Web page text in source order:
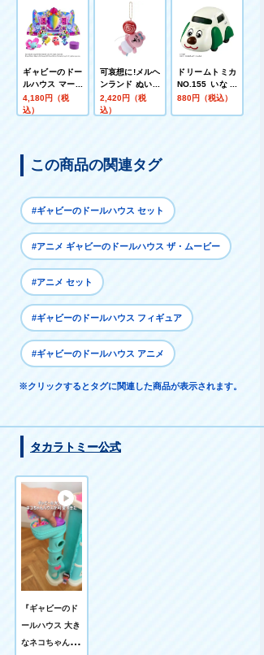
ギャビーのドー
ルハウス マーメ
イドランティス
フィギュアセッ
4,180円（税
込）
可哀想に!メルヘ
ンランド ぬいぐ
るみマスコット
おぱんちゅうさ
2,420円（税
込）
ドリームトミカ
NO.155 いない
いないばあっ!
880円（税込）
この商品の関連タグ
#ギャビーのドールハウス セット
#アニメ ギャビーのドールハウス ザ・ムービー
#アニメ セット
#ギャビーのドールハウス フィギュア
#ギャビーのドールハウス アニメ
※クリックするとタグに関連した商品が表示されます。
タカラトミー公式
『ギャビーのド
ールハウス 大き
なネコちゃんハ